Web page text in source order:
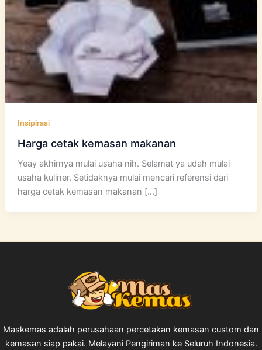
Insipirasi
Harga cetak kemasan makanan
Yeay akhirnya mulai usaha nih. Selamat ya udah mulai
usaha kuliner. Setidaknya mulai mencari referensi dari
harga cetak kemasan makanan […]
Maskemas adalah perusahaan percetakan kemasan custom dan
kemasan siap pakai. Melayani Pengiriman ke Seluruh Indonesia.